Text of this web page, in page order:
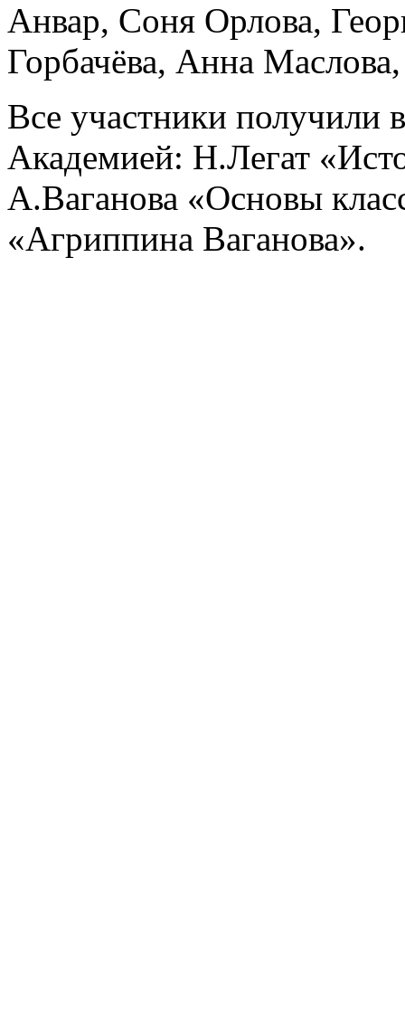
Анвар, Соня Орлова,
Горбачёва, Анна
Все участники получили
Академией: Н.Легат
А.Ваганова «Основы
«Агриппина Ваганова».